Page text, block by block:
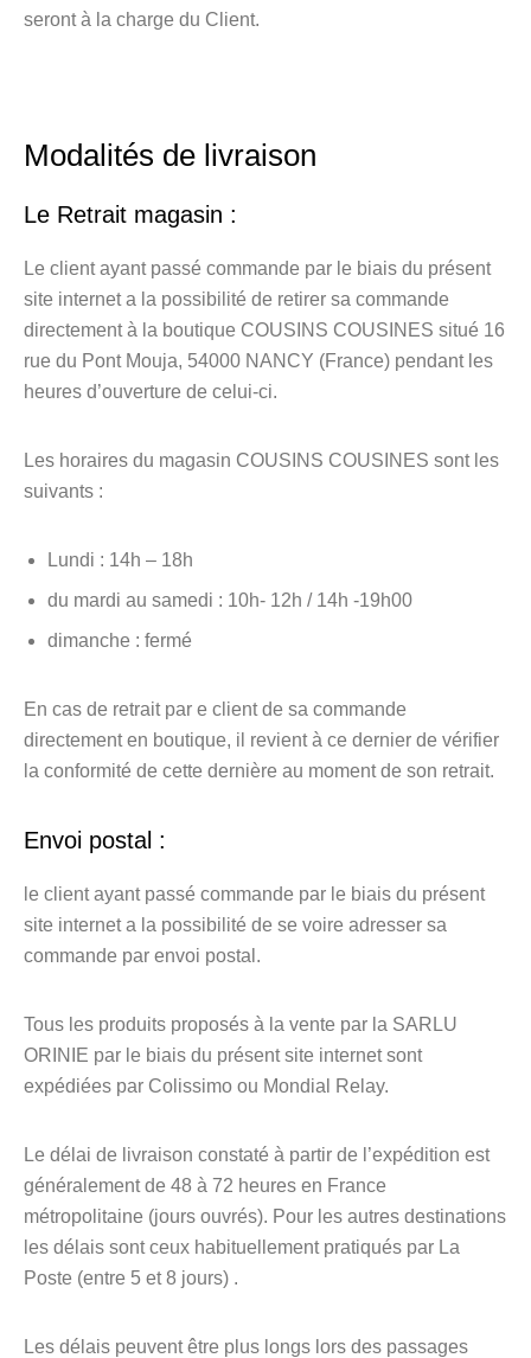
seront à la charge du Client.
Modalités de livraison
Le Retrait magasin :
Le client ayant passé commande par le biais du présent
site internet a la possibilité de retirer sa commande
directement à la boutique COUSINS COUSINES situé 16
rue du Pont Mouja, 54000 NANCY (France) pendant les
heures d’ouverture de celui-ci.
Les horaires du magasin COUSINS COUSINES sont les
suivants :
Lundi : 14h – 18h
du mardi au samedi : 10h- 12h / 14h -19h00
dimanche : fermé
En cas de retrait par e client de sa commande
directement en boutique, il revient à ce dernier de vérifier
la conformité de cette dernière au moment de son retrait.
Envoi postal :
le client ayant passé commande par le biais du présent
site internet a la possibilité de se voire adresser sa
commande par envoi postal.
Tous les produits proposés à la vente par la SARLU
ORINIE par le biais du présent site internet sont
expédiées par Colissimo ou Mondial Relay.
Le délai de livraison constaté à partir de l’expédition est
généralement de 48 à 72 heures en France
métropolitaine (jours ouvrés). Pour les autres destinations
les délais sont ceux habituellement pratiqués par La
Poste (entre 5 et 8 jours) .
Les délais peuvent être plus longs lors des passages